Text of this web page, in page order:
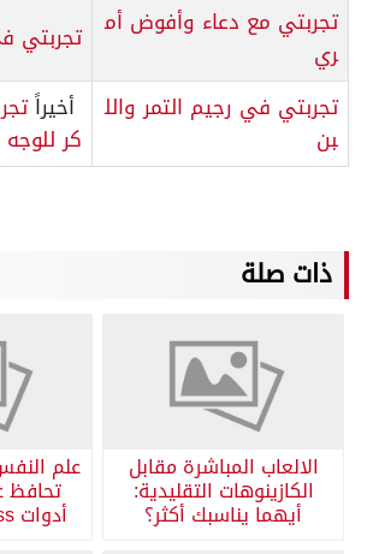
تجربتي مع دعاء وأفوض أم
ري
تجربتي
تجربتي في رجيم التمر والل
بن
أخيراً
كر للوجه
ذات صلة
الالعاب المباشرة مقابل
الكازينوهات التقليدية:
أيهما يناسبك أكثر؟
علم
تحافظ
أدوات Exness التحليلية